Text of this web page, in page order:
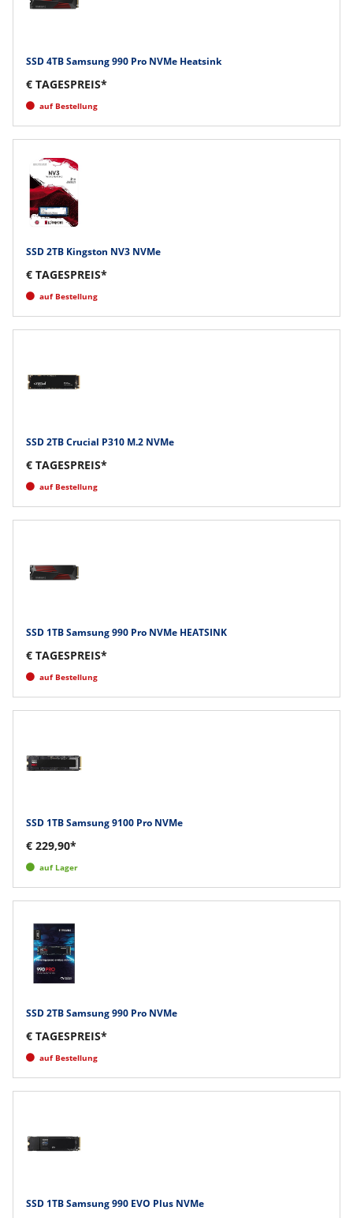
SSD 4TB Samsung 990 Pro NVMe Heatsink
€ TAGESPREIS*
auf Bestellung
SSD 2TB Kingston NV3 NVMe
€ TAGESPREIS*
auf Bestellung
SSD 2TB Crucial P310 M.2 NVMe
€ TAGESPREIS*
auf Bestellung
SSD 1TB Samsung 990 Pro NVMe HEATSINK
€ TAGESPREIS*
auf Bestellung
SSD 1TB Samsung 9100 Pro NVMe
€ 229,90*
auf Lager
SSD 2TB Samsung 990 Pro NVMe
€ TAGESPREIS*
auf Bestellung
SSD 1TB Samsung 990 EVO Plus NVMe